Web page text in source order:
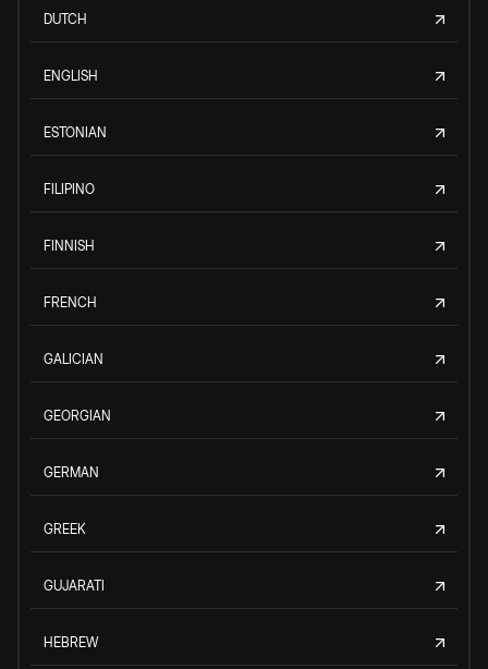
DUTCH
ENGLISH
ESTONIAN
FILIPINO
FINNISH
FRENCH
GALICIAN
GEORGIAN
GERMAN
GREEK
GUJARATI
HEBREW